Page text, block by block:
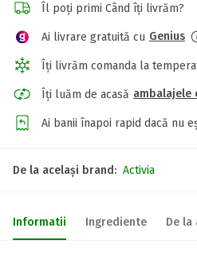
Îl poți primi Când îți livrăm?
Ai livrare gratuită cu Genius
Îți livrăm comanda la
Îți luăm de acasă ambalajele
Ai banii înapoi rapid dacă nu
De la același brand: Activia
Informatii Ingrediente De la